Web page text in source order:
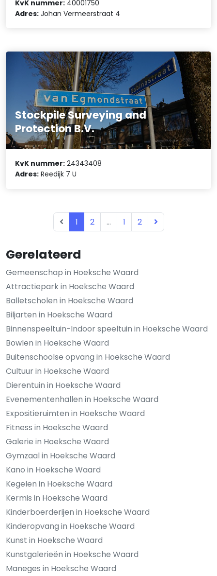
Gerelateerd
Gemeenschap in Hoeksche Waard
Attractiepark in Hoeksche Waard
Balletscholen in Hoeksche Waard
Biljarten in Hoeksche Waard
Binnenspeeltuin-Indoor speeltuin in Hoeksche Waard
Bowlen in Hoeksche Waard
Buitenschoolse opvang in Hoeksche Waard
Cultuur in Hoeksche Waard
Dierentuin in Hoeksche Waard
Evenementenhallen in Hoeksche Waard
Expositieruimten in Hoeksche Waard
Fitness in Hoeksche Waard
Galerie in Hoeksche Waard
Gymzaal in Hoeksche Waard
Kano in Hoeksche Waard
Kegelen in Hoeksche Waard
Kermis in Hoeksche Waard
Kinderboerderijen in Hoeksche Waard
Kinderopvang in Hoeksche Waard
Kunst in Hoeksche Waard
Kunstgalerieën in Hoeksche Waard
Maneges in Hoeksche Waard
KvK nummer: 40001750
Adres: Johan Vermeerstraat 4
Stockpile Surveying and
Protection B.V.
KvK nummer: 24343408
Adres: Reedijk 7 U
1 2 ... 1 2